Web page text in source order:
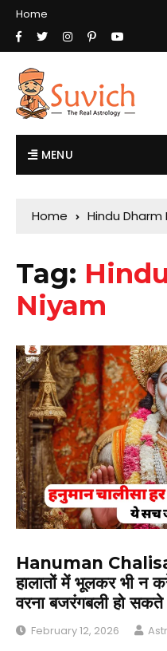
Home
MENU
Home Hindu Dharm
Tag:
Niyam
Hanuman
हालातों में भूलकर भी न
वरना बजरंगबली हो सकते
February 12, 2026